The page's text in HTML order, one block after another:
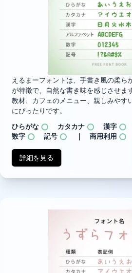
えるまーフォントは、手書き風の柔ら
が特徴で、自然な書き味を感じさせま
教材、カフェのメニュー、親しみやす
にぴったりです。
ひらがな
カタカナ 漢字
数字
記号 ｜ 商用利用
詳細を見る